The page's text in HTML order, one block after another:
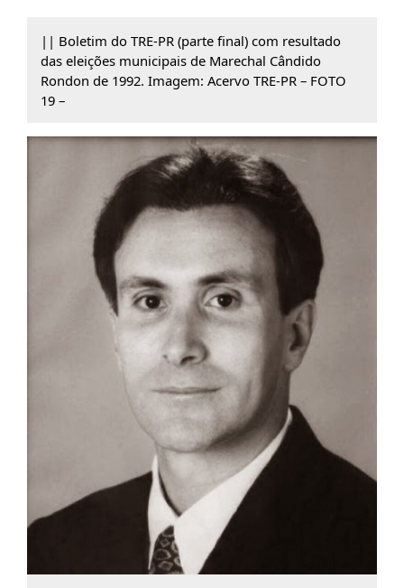
|| Boletim do TRE-PR (parte final) com resultado
das eleições municipais de Marechal Cândido
Rondon de 1992. Imagem: Acervo TRE-PR – FOTO
19 –